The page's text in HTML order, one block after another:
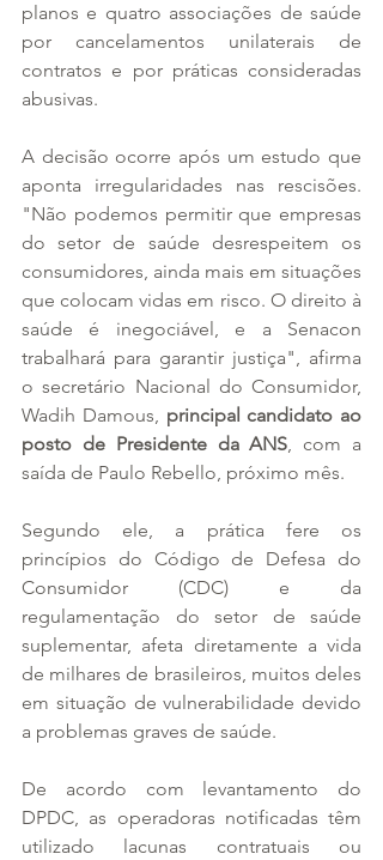
planos e quatro associações de saúde
por cancelamentos unilaterais de
contratos e por práticas consideradas
abusivas.
A decisão ocorre após um estudo que
aponta irregularidades nas rescisões.
"Não podemos permitir que empresas
do setor de saúde desrespeitem os
consumidores, ainda mais em situações
que colocam vidas em risco. O direito à
saúde é inegociável, e a Senacon
trabalhará para garantir justiça", afirma
o secretário Nacional do Consumidor,
Wadih Damous, principal candidato ao
posto de Presidente da ANS, com a
saída de Paulo Rebello, próximo mês.
Segundo ele, a prática fere os
princípios do Código de Defesa do
Consumidor (CDC) e da
regulamentação do setor de saúde
suplementar, afeta diretamente a vida
de milhares de brasileiros, muitos deles
em situação de vulnerabilidade devido
a problemas graves de saúde.
De acordo com levantamento do
DPDC, as operadoras notificadas têm
utilizado lacunas contratuais ou